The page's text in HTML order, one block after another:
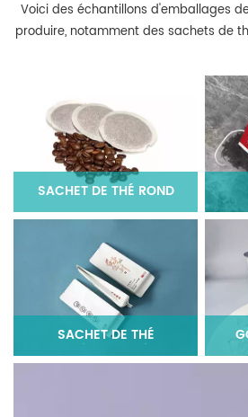
Voici des échantillons d'emballages
produire, notamment des sachets de
préfabriqués et des emballages en
boîte carrée.
SACHET DE THÉ ROND
SACHET DE THÉ
PRÉFABRIQUÉ